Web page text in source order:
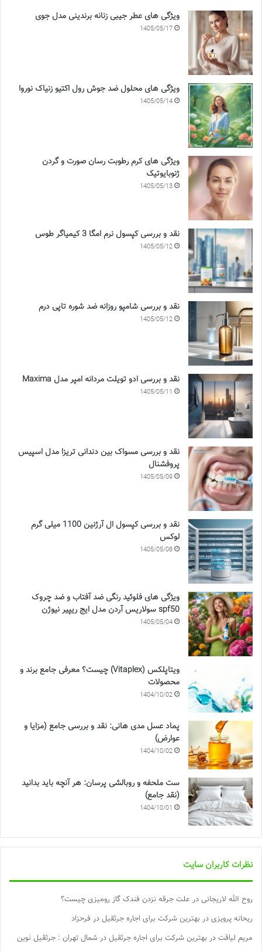
ویژگی های عطر جیبی زنانه برندینی مدل جوی
1405/05/17
ویژگی های محلول ضد جوش رول اکتیو زنیاک نوروا
1405/05/14
ویژگی های کرم رطوبت رسان صورت و گردن
ژنوبایوتیک
1405/05/13
نقد و بررسی کپسول نرم امگا 3 کیمیاگر طوس
1405/05/12
نقد و بررسی شامپو روزانه ضد شوره تاپی درم
1405/05/12
نقد و بررسی ادو تویلت مردانه امپر مدل Maxima
1405/05/11
نقد و بررسی مسواک بین دندانی تریزا مدل اسپیس
پروفشنال
1405/05/09
نقد و بررسی کپسول ال آرژنین 1100 میلی گرم
لوکس
1405/05/08
ویژگی های فلوئید رنگی ضد آفتاب و ضد چروک
spf50 سولاریس آردن مدل ایج ریپیر نیوژن
1405/05/04
ویتاپلکس (Vitaplex) چیست؟ معرفی جامع برند و
محصولات
1404/10/02
پماد عسل مدی هانی: نقد و بررسی جامع (مزایا و
عوارض)
1404/10/02
ست ملحفه و روبالشی پرسان: هر آنچه باید بدانید
(نقد جامع)
1404/10/01
نظرات کاربران سایت
روح الله لاریجانی در علت جرقه نزدن فندک گاز رومیزی چیست؟
ریحانه پرویزی در بهترین شرکت برای اجاره جرثقیل در فرحزاد
مریم لیاقت در بهترین شرکت برای اجاره جرثقیل در شمال تهران : جرثقیل نوین